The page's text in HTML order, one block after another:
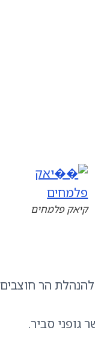
קיאק פלמחים
שההטבה קשורה להנהלת הר חוצבים
גופני סביר.